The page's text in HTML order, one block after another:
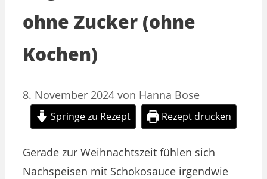
ohne Zucker (ohne
Kochen)
8. November 2024 von Hanna Bose
Springe zu Rezept Rezept drucken
Gerade zur Weihnachtszeit fühlen sich
Nachspeisen mit Schokosauce irgendwie